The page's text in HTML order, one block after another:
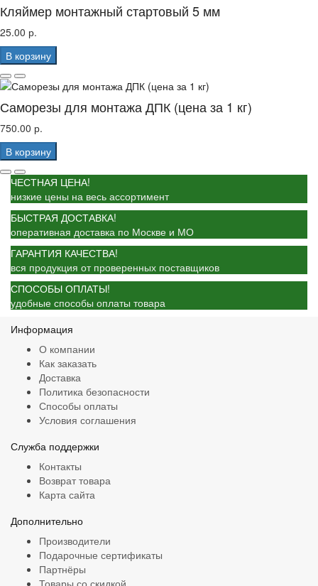
Кляймер монтажный стартовый 5 мм
25.00 р.
В корзину
Саморезы для монтажа ДПК (цена за 1 кг)
750.00 р.
В корзину
ЧЕСТНАЯ ЦЕНА!
низкие цены на весь ассортимент
БЫСТРАЯ ДОСТАВКА!
оперативная доставка по Москве и МО
ГАРАНТИЯ КАЧЕСТВА!
вся продукция от проверенных поставщиков
СПОСОБЫ ОПЛАТЫ!
удобные способы оплаты товара
Информация
О компании
Как заказать
Доставка
Политика безопасности
Способы оплаты
Условия соглашения
Служба поддержки
Контакты
Возврат товара
Карта сайта
Дополнительно
Производители
Подарочные сертификаты
Партнёры
Товары со скидкой